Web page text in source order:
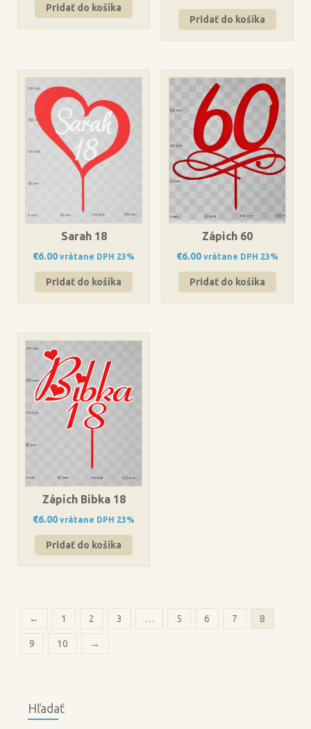
Pridať do košíka
Pridať do košíka
Sarah 18
€6.00 vrátane DPH 23%
Pridať do košíka
Zápich 60
€6.00 vrátane DPH 23%
Pridať do košíka
Zápich Bibka 18
€6.00 vrátane DPH 23%
Pridať do košíka
← 1 2 3 … 5 6 7 8
9 10 →
Hľadať